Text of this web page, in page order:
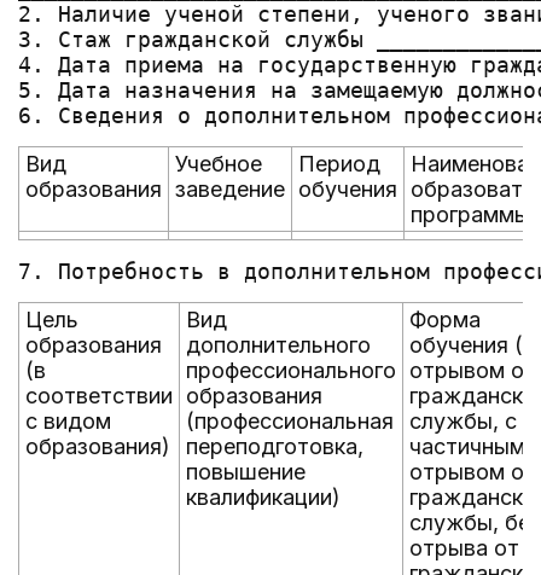
2. Наличие ученой степени, ученого
3. Стаж гражданской службы
4. Дата приема на государственную
5. Дата назначения на замещаемую
Вид
образования
Учебное
заведение
Период
обучения
программы
Цель
образования
(в
соответствии
с видом
образования)
Вид
дополнительного
профессионального
образования
(профессиональная
переподготовка,
повышение
квалификации)
Форма
обучения (с
отрывом от
службы, с
частичным
отрывом от
службы, без
отрыва от